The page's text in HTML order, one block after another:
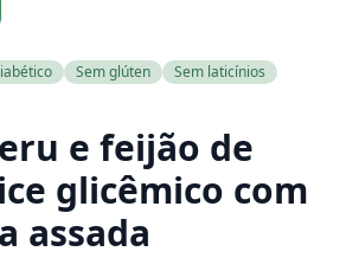
Sem glúten
Sem laticínios
e feijão de
glicêmico com
assada